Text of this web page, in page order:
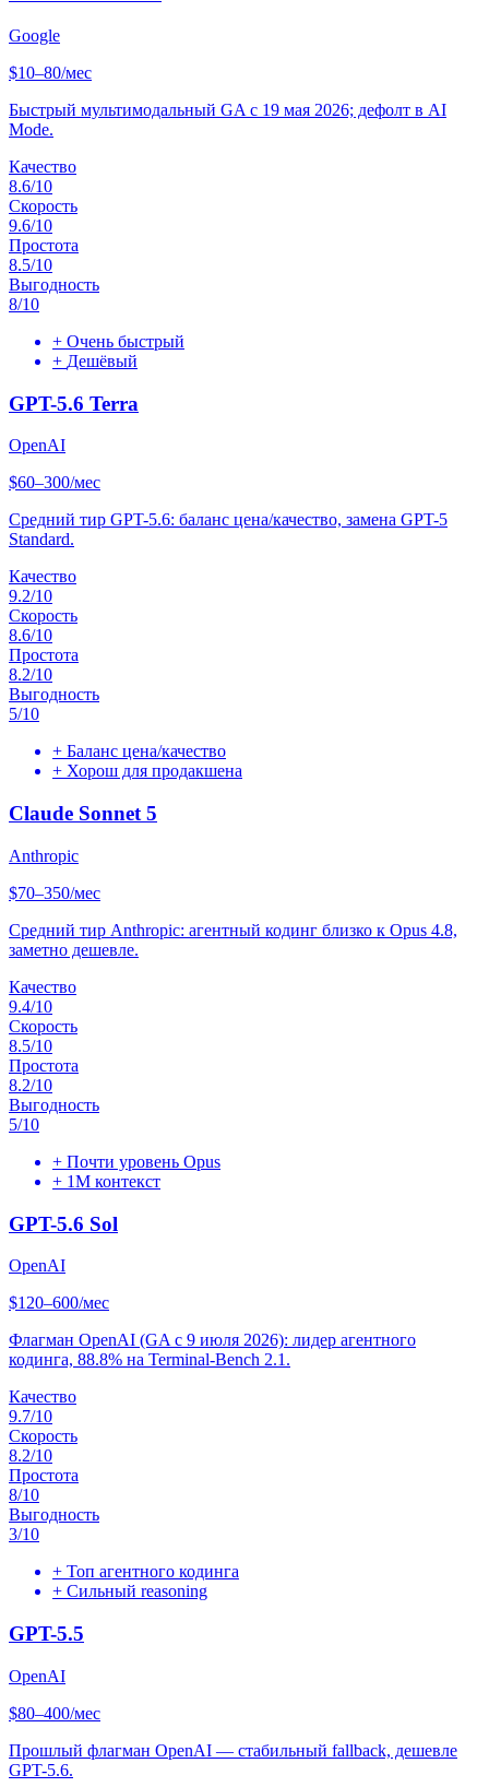
Google
$10–80/мес
Быстрый мультимодальный GA с 19 мая 2026; дефолт в AI
Mode.
Качество
8.6/10
Скорость
9.6/10
Простота
8.5/10
Выгодность
8/10
+ Очень быстрый
+ Дешёвый
GPT-5.6 Terra
OpenAI
$60–300/мес
Средний тир GPT-5.6: баланс цена/качество, замена GPT-5
Standard.
Качество
9.2/10
Скорость
8.6/10
Простота
8.2/10
Выгодность
5/10
+ Баланс цена/качество
+ Хорош для продакшена
Claude Sonnet 5
Anthropic
$70–350/мес
Средний тир Anthropic: агентный кодинг близко к Opus 4.8,
заметно дешевле.
Качество
9.4/10
Скорость
8.5/10
Простота
8.2/10
Выгодность
5/10
+ Почти уровень Opus
+ 1M контекст
GPT-5.6 Sol
OpenAI
$120–600/мес
Флагман OpenAI (GA с 9 июля 2026): лидер агентного
кодинга, 88.8% на Terminal-Bench 2.1.
Качество
9.7/10
Скорость
8.2/10
Простота
8/10
Выгодность
3/10
+ Топ агентного кодинга
+ Сильный reasoning
GPT-5.5
OpenAI
$80–400/мес
Прошлый флагман OpenAI — стабильный fallback, дешевле
GPT-5.6.